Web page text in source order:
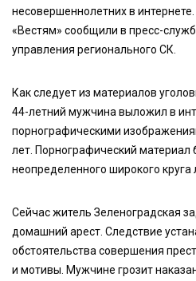
несовершеннолетних в
«Вестям» сообщили в пресс-
управления регионального СК.
Как следует из материалов
44-летний мужчина выложил в
порнографическими
лет. Порнографический материал
неопределенного широкого круга
Сейчас житель Зеленоградская
домашний арест. Следствие
обстоятельства совершения
и мотивы. Мужчине грозит